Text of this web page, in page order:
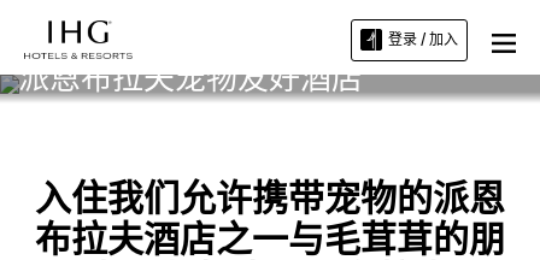
登录 / 加入
派恩布拉夫宠物友好酒店
入住我们允许携带宠物的派恩
布拉夫酒店之一与毛茸茸的朋